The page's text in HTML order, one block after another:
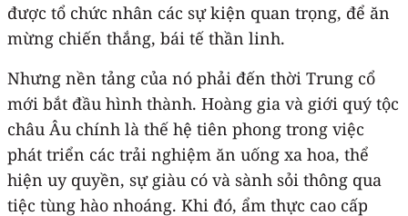
được tổ chức nhân các sự kiện quan trọng, để ăn
mừng chiến thắng, bái tế thần linh.
Nhưng nền tảng của nó phải đến thời Trung cổ
mới bắt đầu hình thành. Hoàng gia và giới quý tộc
châu Âu chính là thế hệ tiên phong trong việc
phát triển các trải nghiệm ăn uống xa hoa, thể
hiện uy quyền, sự giàu có và sành sỏi thông qua
tiệc tùng hào nhoáng. Khi đó, ẩm thực cao cấp